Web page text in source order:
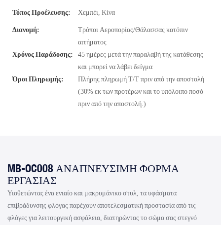
Τόπος Προέλευσης: Χεμπέι, Κίνα
Διανομή:
Τρόποι Αεροπορίας/Θάλασσας κατόπιν
αιτήματος
Χρόνος Παράδοσης:
45 ημέρες μετά την παραλαβή της κατάθεσης
και μπορεί να λάβει δείγμα
Όροι Πληρωμής:
Πλήρης πληρωμή T/T πριν από την αποστολή
(30% εκ των προτέρων και το υπόλοιπο ποσό
πριν από την αποστολή.)
MB-OC008 ΑΝΑΠΝΕΎΣΙΜΗ ΦΌΡΜΑ
ΕΡΓΑΣΊΑΣ
Υιοθετώντας ένα ενιαίο και μακρυμάνικο στυλ, τα υφάσματα
επιβράδυνσης φλόγας παρέχουν αποτελεσματική προστασία από τις
φλόγες για λειτουργική ασφάλεια, διατηρώντας το σώμα σας στεγνό